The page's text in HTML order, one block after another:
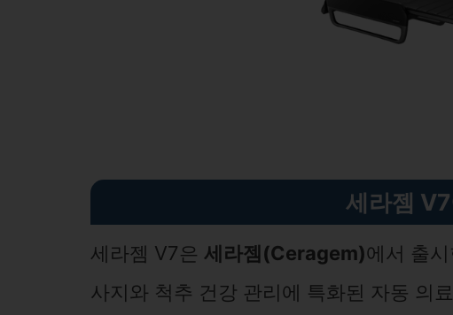
세라젬
세라젬 V7은 세라젬(Ceragem)에서 출
사지와 척추 건강 관리에 특화된 자동 의